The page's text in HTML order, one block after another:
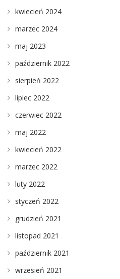
kwiecień 2024
marzec 2024
maj 2023
październik 2022
sierpień 2022
lipiec 2022
czerwiec 2022
maj 2022
kwiecień 2022
marzec 2022
luty 2022
styczeń 2022
grudzień 2021
listopad 2021
październik 2021
wrzesień 2021